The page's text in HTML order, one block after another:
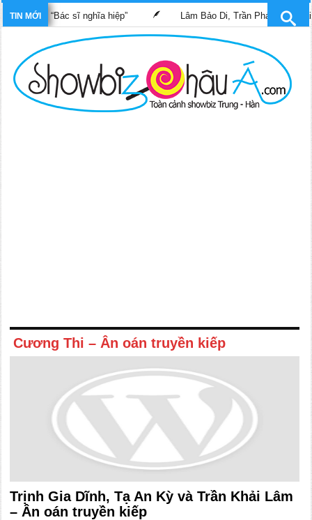
TIN MỚI
phim “Bác sĩ nghĩa hiệp” Lâm Bảo Di, Trần Pháp Dung tái
Cương Thi – Ân oán truyền kiếp
Trịnh Gia Dĩnh, Tạ An Kỳ và Trần Khải Lâm
– Ân oán truyền kiếp